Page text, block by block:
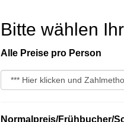
Bitte wählen
Alle Preise pro Person
Normalpreis/Frühbucher/